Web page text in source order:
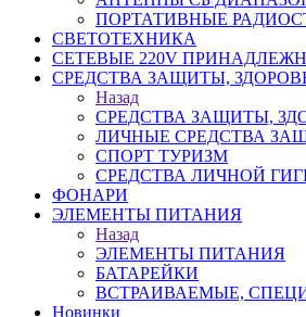
ПОРТАТИВНЫЕ
СВЕТОТЕХНИКА
СЕТЕВЫЕ 220V
СРЕДСТВА ЗАЩИТЫ,
Назад
СРЕДСТВА ЗАЩИТЫ,
ЛИЧНЫЕ СРЕДСТВА
СПОРТ ТУРИЗМ
СРЕДСТВА ЛИЧНОЙ
ФОНАРИ
ЭЛЕМЕНТЫ ПИТАНИЯ
Назад
ЭЛЕМЕНТЫ ПИТАНИЯ
БАТАРЕЙКИ
ВСТРАИВАЕМЫЕ,
Новинки